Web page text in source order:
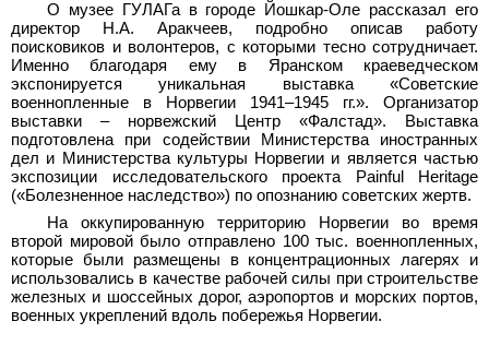
О музее ГУЛАГа в городе Йошкар-Оле рассказал его
директор Н.А. Аракчеев, подробно описав работу
поисковиков и волонтеров, с которыми тесно сотрудничает.
Именно благодаря ему в Яранском краеведческом
экспонируется уникальная выставка «Советские
военнопленные в Норвегии 1941–1945 гг.». Организатор
выставки – норвежский Центр «Фалстад». Выставка
подготовлена при содействии Министерства иностранных
дел и Министерства культуры Норвегии и является частью
экспозиции исследовательского проекта Painful Heritage
(«Болезненное наследство») по опознанию советских жертв.
На оккупированную территорию Норвегии во время
второй мировой было отправлено 100 тыс. военнопленных,
которые были размещены в концентрационных лагерях и
использовались в качестве рабочей силы при строительстве
железных и шоссейных дорог, аэропортов и морских портов,
военных укреплений вдоль побережья Норвегии.